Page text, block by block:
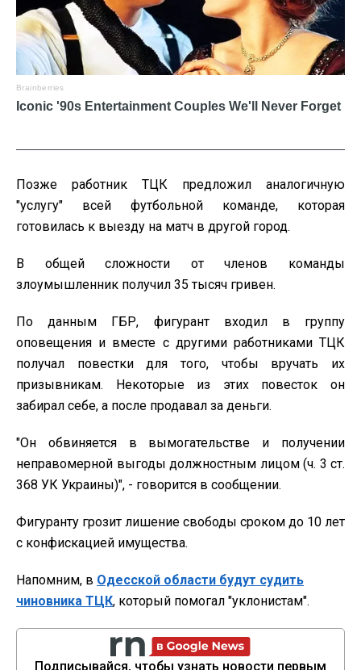
Позже работник ТЦК предложил аналогичную
"услугу" всей футбольной команде, которая
готовилась к выезду на матч в другой город.
В общей сложности от членов команды
злоумышленник получил 35 тысяч гривен.
По данным ГБР, фигурант входил в группу
оповещения и вместе с другими работниками ТЦК
получал повестки для того, чтобы вручать их
призывникам. Некоторые из этих повесток он
забирал себе, а после продавал за деньги.
"Он обвиняется в вымогательстве и получении
неправомерной выгоды должностным лицом (ч. 3 ст.
368 УК Украины)", - говорится в сообщении.
Фигуранту грозит лишение свободы сроком до 10 лет
с конфискацией имущества.
Напомним, в Одесской области будут судить
чиновника ТЦК, который помогал "уклонистам".
Подписывайся, чтобы узнать новости первым